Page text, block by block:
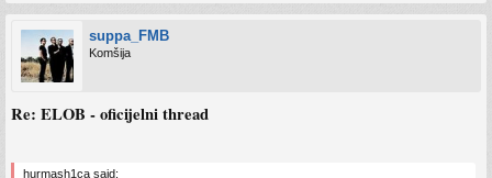
suppa_FMB
Komšija
Re: ELOB - oficijelni thread
hurmash1ca said: